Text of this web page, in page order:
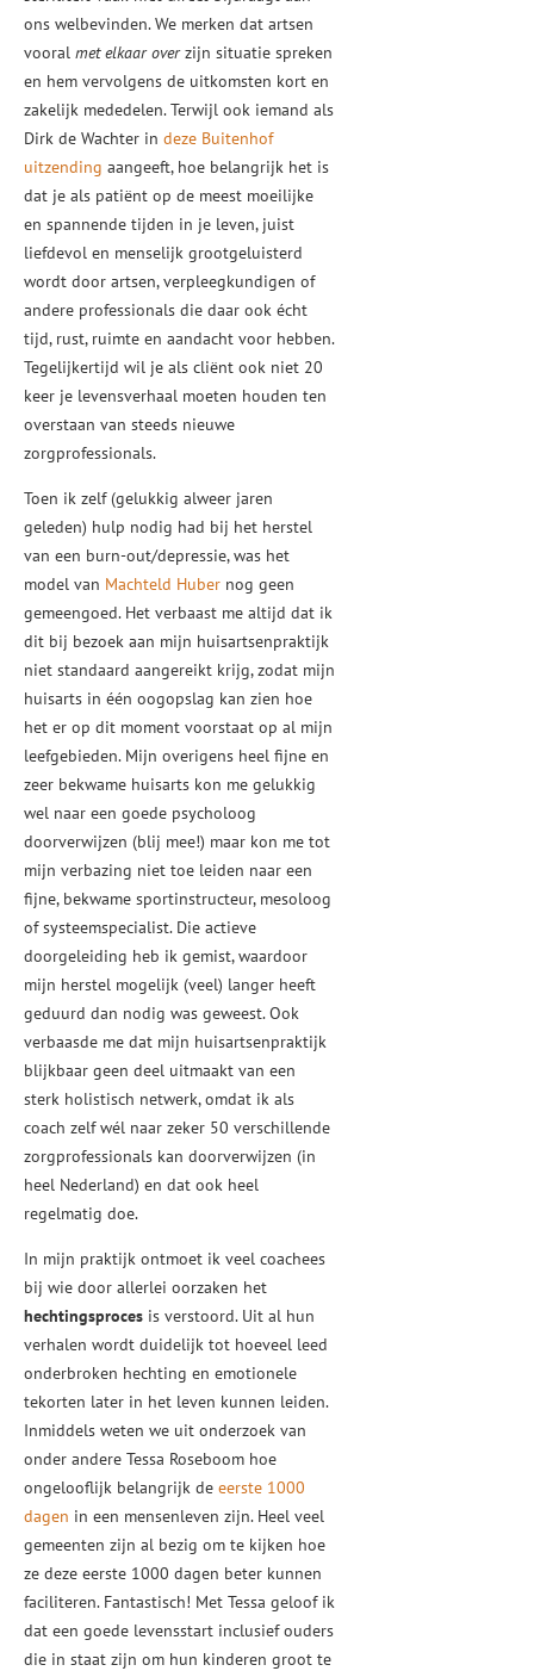
ons welbevinden. We merken dat artsen
vooral met elkaar overzijn situatie spreken
en hem vervolgens de uitkomsten kort en
zakelijk mededelen. Terwijl ook iemand als
Dirk de Wachter in deze Buitenhof
uitzending aangeeft, hoe belangrijk het is
dat je als patiënt op de meest moeilijke
en spannende tijden in je leven, juist
liefdevol en menselijk grootgeluisterd
wordt door artsen, verpleegkundigen of
andere professionals die daar ook écht
tijd, rust, ruimte en aandacht voor hebben.
Tegelijkertijd wil je als cliënt ook niet 20
keer je levensverhaal moeten houden ten
overstaan van steeds nieuwe
zorgprofessionals.
Toen ik zelf (gelukkig alweer jaren
geleden) hulp nodig had bij het herstel
van een burn-out/depressie, was het
model van Machteld Huber nog geen
gemeengoed. Het verbaast me altijd dat ik
dit bij bezoek aan mijn huisartsenpraktijk
niet standaard aangereikt krijg, zodat mijn
huisarts in één oogopslag kan zien hoe
het er op dit moment voorstaat op al mijn
leefgebieden. Mijn overigens heel fijne en
zeer bekwame huisarts kon me gelukkig
wel naar een goede psycholoog
doorverwijzen (blij mee!) maar kon me tot
mijn verbazing niet toe leiden naar een
fijne, bekwame sportinstructeur, mesoloog
of systeemspecialist. Die actieve
doorgeleiding heb ik gemist, waardoor
mijn herstel mogelijk (veel) langer heeft
geduurd dan nodig was geweest. Ook
verbaasde me dat mijn huisartsenpraktijk
blijkbaar geen deel uitmaakt van een
sterk holistisch netwerk, omdat ik als
coach zelf wél naar zeker 50 verschillende
zorgprofessionals kan doorverwijzen (in
heel Nederland) en dat ook heel
regelmatig doe.
In mijn praktijk ontmoet ik veel coachees
bij wie door allerlei oorzaken het
hechtingsproces is verstoord. Uit al hun
verhalen wordt duidelijk tot hoeveel leed
onderbroken hechting en emotionele
tekorten later in het leven kunnen leiden.
Inmiddels weten we uit onderzoek van
onder andere Tessa Roseboom hoe
ongelooflijk belangrijk de eerste 1000
dagen in een mensenleven zijn. Heel veel
gemeenten zijn al bezig om te kijken hoe
ze deze eerste 1000 dagen beter kunnen
faciliteren. Fantastisch! Met Tessa geloof ik
dat een goede levensstart inclusief ouders
die in staat zijn om hun kinderen groot te